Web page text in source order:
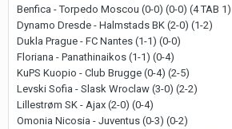
Benfica - Torpedo Moscou (0-0) (0-0) (4 TAB 1)
Dynamo Dresde - Halmstads BK (2-0) (1-2)
Dukla Prague - FC Nantes (1-1) (0-0)
Floriana - Panathinaikos (1-1) (0-4)
KuPS Kuopio - Club Brugge (0-4) (2-5)
Levski Sofia - Slask Wroclaw (3-0) (2-2)
Lillestrøm SK - Ajax (2-0) (0-4)
Omonia Nicosia - Juventus (0-3) (0-2)